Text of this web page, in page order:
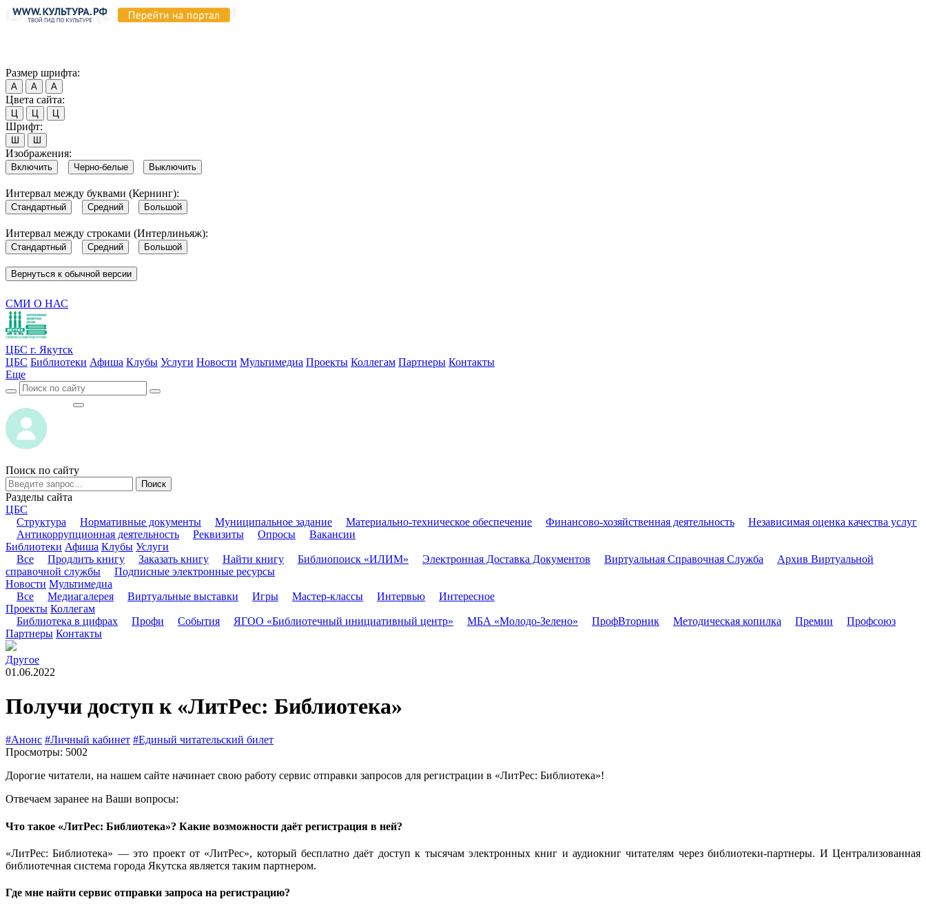
Размер шрифта:
А А А
Цвета сайта:
Ц Ц Ц
Шрифт:
Ш Ш
Изображения:
Включить Черно-белые Выключить
Интервал между буквами (Кернинг):
Стандартный Средний Большой
Интервал между строками (Интерлиньяж):
Стандартный Средний Большой
Вернуться к обычной версии
СМИ О НАС
ЦБС г. Якутск
ЦБС Библиотеки Афиша Клубы Услуги Новости Мультимедиа Проекты Коллегам Партнеры Контакты
Еще
Поиск по сайту
Поиск
Разделы сайта
ЦБС
Структура
Нормативные документы Муниципальное задание Материально-техническое обеспечение Финансово-хозяйственная деятельность
Независимая оценка качества услуг
Антикоррупционная деятельность
Реквизиты Опросы
Вакансии
Библиотеки Афиша Клубы Услуги
Все
Продлить книгу Заказать книгу Найти книгу Библиопоиск «ИЛИМ» Электронная Доставка Документов Виртуальная Справочная Служба
Архив Виртуальной
справочной службы
Подписные электронные ресурсы
Новости Мультимедиа
Все
Медиагалерея Виртуальные выставки Игры Мастер-классы Интервью
Интересное
Проекты Коллегам
Библиотека в цифрах
Профи События ЯГОО «Библиотечный инициативный центр» МБА «Молодо-Зелено» ПрофВторник Методическая копилка Премии
Профсоюз
Партнеры Контакты
Другое
01.06.2022
Получи доступ к «ЛитРес: Библиотека»
#Анонс #Личный кабинет #Единый читательский билет
Просмотры: 5002
Дорогие читатели, на нашем сайте начинает свою работу сервис отправки запросов для регистрации в «ЛитРес: Библиотека»!
Отвечаем заранее на Ваши вопросы:
Что такое «ЛитРес: Библиотека»? Какие возможности даёт регистрация в ней?
«ЛитРес: Библиотека» — это проект от «ЛитРес», который бесплатно даёт доступ к тысячам электронных книг и аудиокниг читателям через библиотеки-партнеры. И Централизованная
библиотечная система города Якутска является таким партнером.
Где мне найти сервис отправки запроса на регистрацию?